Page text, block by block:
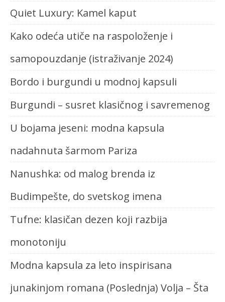
Quiet Luxury: Kamel kaput
Kako odeća utiče na raspoloženje i
samopouzdanje (istraživanje 2024)
Bordo i burgundi u modnoj kapsuli
Burgundi – susret klasičnog i savremenog
U bojama jeseni: modna kapsula
nadahnuta šarmom Pariza
Nanushka: od malog brenda iz
Budimpešte, do svetskog imena
Tufne: klasičan dezen koji razbija
monotoniju
Modna kapsula za leto inspirisana
junakinjom romana (Poslednja) Volja – Šta